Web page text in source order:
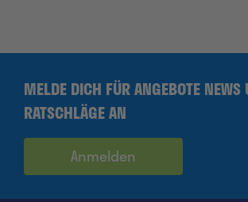
MELDE DICH FÜR ANGEBOTE NEWS
RATSCHLÄGE AN
Anmelden